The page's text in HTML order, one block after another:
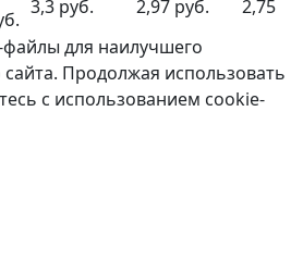
3,3 руб. 2,97 руб.
2,75
для наилучшего
Продолжая использовать
с использованием cookie-